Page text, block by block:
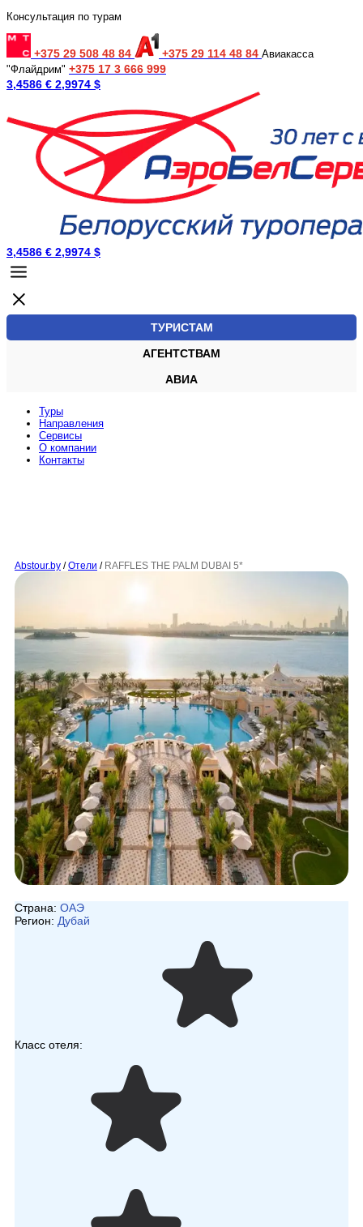
Консультация по турам
+375 29 508 48 84 +375 29 114 48 84 Авиакасса
"Флайдрим" +375 17 3 666 999
3,4586 € 2,9974 $
3,4586 € 2,9974 $
ТУРИСТАМ
АГЕНТСТВАМ
АВИА
Туры
Направления
Сервисы
O компании
Контакты
Abstour.by / Отели / RAFFLES THE PALM DUBAI 5*
Страна: ОАЭ
Регион: Дубай
Класс отеля: